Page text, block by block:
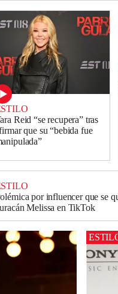
Reid “se recupera” tras
que su “bebida fue
por influencer que se
Melissa en TikTok